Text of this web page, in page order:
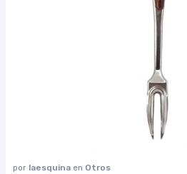
por laesquina en Otros